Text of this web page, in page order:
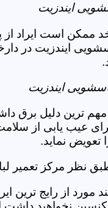
ایندزیت
است ایراد از
ایندزیت در
ایندزیت
ترین دلیل برق
عیب یابی از
تعویض نماید.
نظر مرکز تعمیر
از رایج ترین